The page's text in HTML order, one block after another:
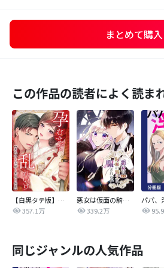
まとめて購入
この作品の読者によく読ま
【白黒タテ版】孕むまで乱れいけ～身代わり花嫁と軍服の猛愛
357.1万
悪女は仮面の騎士に騙されない
339.2万
同じジャンルの人気作品